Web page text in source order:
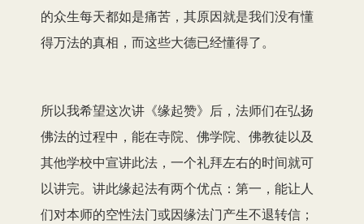
的众生每天都如是痛苦，其原因就是我们没有懂
得万法的真相，而这些大德已经懂得了。
所以我希望这次讲《缘起赞》后，法师们在弘扬
佛法的过程中，能在寺院、佛学院、佛教徒以及
其他学校中宣讲此法，一个礼拜左右的时间就可
以讲完。讲此缘起法有两个优点：第一，能让人
们对本师的空性法门或因缘法门产生不退转信；